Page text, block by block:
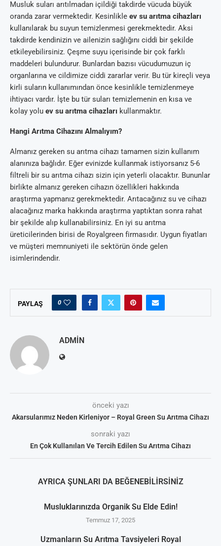
Musluk suları arıtılmadan içildiği takdirde vücuda büyük
oranda zarar vermektedir. Kesinlikle ev su arıtma cihazları
kullanılarak bu suyun temizlenmesi gerekmektedir. Aksi
takdirde kendinizin ve ailenizin sağlığını ciddi bir şekilde
etkileyebilirsiniz. Çeşme suyu içerisinde bir çok farklı
maddeleri bulundurur. Bunlardan bazısı vücudumuzun iç
organlarına ve cildimize ciddi zararlar verir. Bu tür kireçli veya
kirli suların kullanımından önce kesinlikle temizlenmeye
ihtiyacı vardır. İşte bu tür suları temizlemenin en kısa ve
kolay yolu ev su arıtma cihazları kullanmaktır.
Hangi Arıtma Cihazını Almalıyım?
Almanız gereken su arıtma cihazı tamamen sizin kullanım
alanınıza bağlıdır. Eğer evinizde kullanmak istiyorsanız 5-6
filtreli bir su arıtma cihazı sizin için yeterli olacaktır. Bununlar
birlikte almanız gereken cihazın özellikleri hakkında
araştırma yapmanız gerekmektedir. Arıtacağınız su ve cihazı
alacağınız marka hakkında araştırma yaptıktan sonra rahat
bir şekilde alıp kullanabilirsiniz. En iyi su arıtma
üreticilerinden birisi de Royalgreen firmasıdır. Uygun fiyatları
ve müşteri memnuniyeti ile sektörün önde gelen
isimlerindendir.
PAYLAŞ 0
ADMIN
önceki yazı
Akarsularımız Neden Kirleniyor – Royal Green Su Arıtma Cihazı
sonraki yazı
En Çok Kullanılan Ve Tercih Edilen Su Arıtma Cihazı
AYRICA ŞUNLARI DA BEĞENEBILIRSINIZ
Musluklarınızda Organik Su Elde Edin!
Temmuz 17, 2025
Uzmanların Su Arıtma Tavsiyeleri Royal